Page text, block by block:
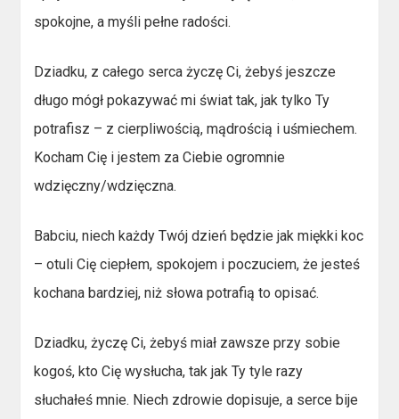
spokojne, a myśli pełne radości.
Dziadku, z całego serca życzę Ci, żebyś jeszcze
długo mógł pokazywać mi świat tak, jak tylko Ty
potrafisz – z cierpliwością, mądrością i uśmiechem.
Kocham Cię i jestem za Ciebie ogromnie
wdzięczny/wdzięczna.
Babciu, niech każdy Twój dzień będzie jak miękki koc
– otuli Cię ciepłem, spokojem i poczuciem, że jesteś
kochana bardziej, niż słowa potrafią to opisać.
Dziadku, życzę Ci, żebyś miał zawsze przy sobie
kogoś, kto Cię wysłucha, tak jak Ty tyle razy
słuchałeś mnie. Niech zdrowie dopisuje, a serce bije